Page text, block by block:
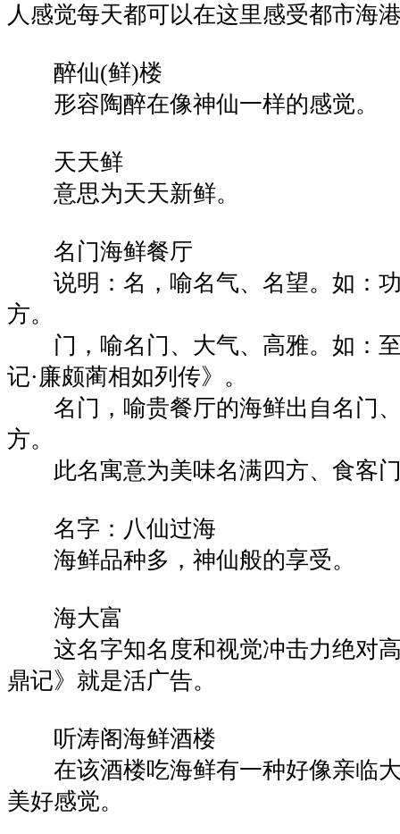
人感觉每天都可以在这里感受都市海
醉仙(鲜)楼
形容陶醉在像神仙一样的感觉。
天天鲜
意思为天天新鲜。
名门海鲜餐厅
说明：名，喻名气、名望。如：功
方。
门，喻名门、大气、高雅。如：
记·廉颇蔺相如列传》。
名门，喻贵餐厅的海鲜出自名门、
方。
此名寓意为美味名满四方、食客
名字：八仙过海
海鲜品种多，神仙般的享受。
海大富
这名字知名度和视觉冲击力绝对高
鼎记》就是活广告。
听涛阁海鲜酒楼
在该酒楼吃海鲜有一种好像亲临大
美好感觉。